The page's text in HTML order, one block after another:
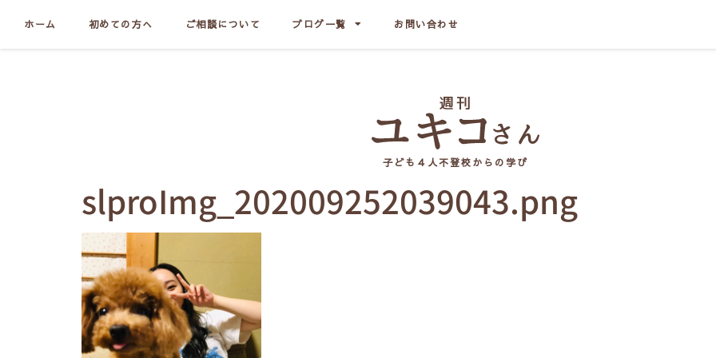
ホーム 初めての方へ ご相談について ブログ一覧 お問い合わせ
子ども４人不登校からの学び
slproImg_202009252039043.png